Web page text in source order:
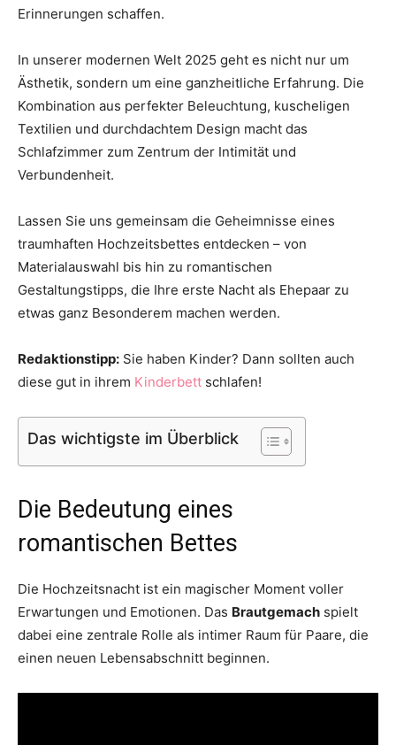
Erinnerungen schaffen.
In unserer modernen Welt 2025 geht es nicht nur um
Ästhetik, sondern um eine ganzheitliche Erfahrung. Die
Kombination aus perfekter Beleuchtung, kuscheligen
Textilien und durchdachtem Design macht das
Schlafzimmer zum Zentrum der Intimität und
Verbundenheit.
Lassen Sie uns gemeinsam die Geheimnisse eines
traumhaften Hochzeitsbettes entdecken – von
Materialauswahl bis hin zu romantischen
Gestaltungstipps, die Ihre erste Nacht als Ehepaar zu
etwas ganz Besonderem machen werden.
Redaktionstipp: Sie haben Kinder? Dann sollten auch
diese gut in ihrem Kinderbett schlafen!
Das wichtigste im Überblick
Die Bedeutung eines
romantischen Bettes
Die Hochzeitsnacht ist ein magischer Moment voller
Erwartungen und Emotionen. Das Brautgemach spielt
dabei eine zentrale Rolle als intimer Raum für Paare, die
einen neuen Lebensabschnitt beginnen.